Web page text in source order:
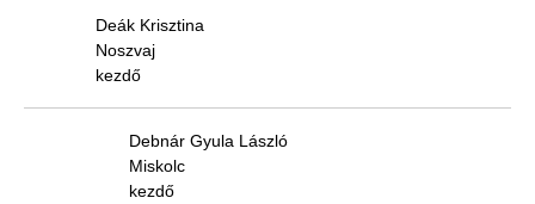
Deák Krisztina
Noszvaj
kezdő
Debnár Gyula László
Miskolc
kezdő